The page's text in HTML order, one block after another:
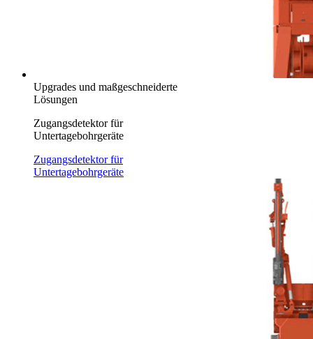
Upgrades und maßgeschneiderte
Lösungen
Zugangsdetektor für
Untertagebohrgeräte
Zugangsdetektor für
Untertagebohrgeräte